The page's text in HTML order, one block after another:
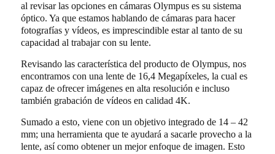
al revisar las opciones en cámaras Olympus es su sistema
óptico. Ya que estamos hablando de cámaras para hacer
fotografías y vídeos, es imprescindible estar al tanto de su
capacidad al trabajar con su lente.
Revisando las característica del producto de Olympus, nos
encontramos con una lente de 16,4 Megapíxeles, la cual es
capaz de ofrecer imágenes en alta resolución e incluso
también grabación de vídeos en calidad 4K.
Sumado a esto, viene con un objetivo integrado de 14 – 42
mm; una herramienta que te ayudará a sacarle provecho a la
lente, así como obtener un mejor enfoque de imagen. Esto